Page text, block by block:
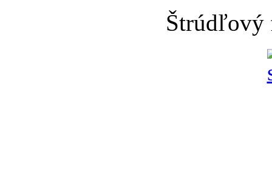
Štrúdľový